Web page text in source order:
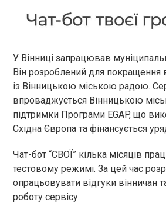
У Вінниці запрацював
Він розроблений для покращення
із Вінницькою міською радою.
впроваджується Вінницькою
підтримки Програми EGAP, що
Східна Європа та фінансується
Чат-бот “СВОЇ” кілька місяців
тестовому режимі. За цей час
опрацьовувати відгуки вінничан
роботу сервісу.